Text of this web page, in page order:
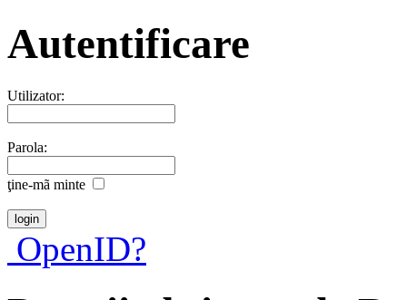
Autentificare
Utilizator:
Parola:
ţine-mã minte
OpenID?